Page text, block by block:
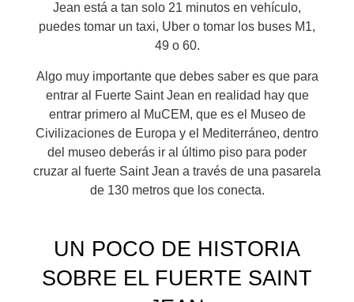
Jean está a tan solo 21 minutos en vehículo,
puedes tomar un taxi, Uber o tomar los buses M1,
49 o 60.
Algo muy importante que debes saber es que para
entrar al Fuerte Saint Jean en realidad hay que
entrar primero al MuCEM, que es el Museo de
Civilizaciones de Europa y el Mediterráneo, dentro
del museo deberás ir al último piso para poder
cruzar al fuerte Saint Jean a través de una pasarela
de 130 metros que los conecta.
UN POCO DE HISTORIA
SOBRE EL FUERTE SAINT